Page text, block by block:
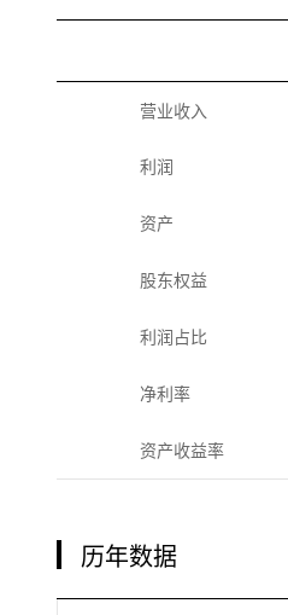
营业收入
利润
资产
股东权益
利润占比
净利率
资产收益率
历年数据